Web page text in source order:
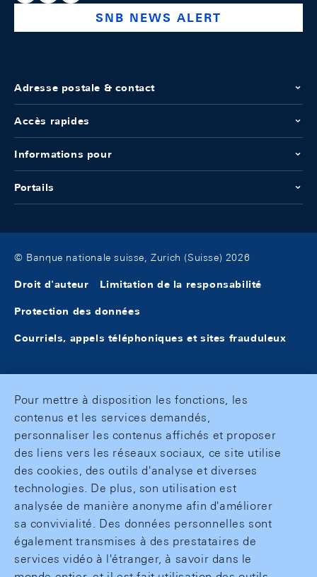
SNB NEWS ALERT
Adresse postale & contact
Accès rapides
Informations pour
Portails
© Banque nationale suisse, Zurich (Suisse) 2026
Droit d'auteur Limitation de la responsabilité
Protection des données
Courriels, appels téléphoniques et sites frauduleux
Pour mettre à disposition les fonctions, les
contenus et les services demandés,
personnaliser les contenus affichés et proposer
des liens vers les réseaux sociaux, ce site utilise
des cookies, des outils d'analyse et diverses
technologies. De plus, son utilisation est
analysée de manière anonyme afin d'améliorer
sa convivialité. Des données personnelles sont
également transmises à des prestataires de
services vidéo à l'étranger, à savoir dans le